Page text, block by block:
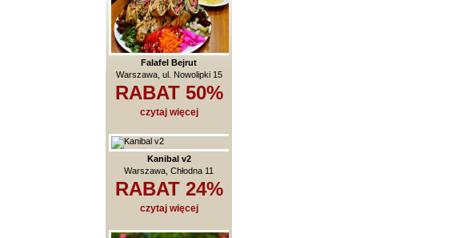
Falafel Bejrut
Warszawa, ul. Nowolipki 15
RABAT 50%
czytaj więcej
Kanibal v2
Warszawa, Chłodna 11
RABAT 24%
czytaj więcej